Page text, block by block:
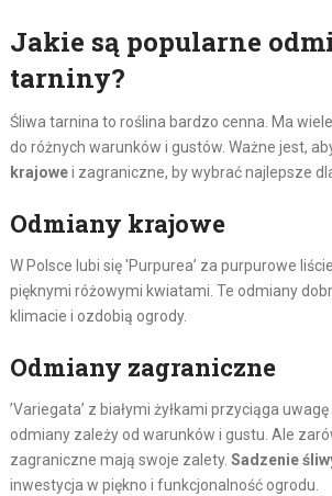
Jakie są popularne
tarniny?
Śliwa tarnina to roślina bardzo cenna. Ma
do różnych warunków i gustów. Ważne jest,
krajowei zagraniczne, by wybrać najlepsze
Odmiany krajowe
W Polsce lubi się 'Purpurea’ za purpurowe
pięknymi różowymi kwiatami. Te odmiany
klimacie i ozdobią ogrody.
Odmiany zagraniczne
’Variegata’ z białymi żyłkami przyciąga
odmiany zależy od warunków i gustu. Ale
zagraniczne mają swoje zalety. Sadzenie
inwestycja w piękno i funkcjonalność ogrodu.